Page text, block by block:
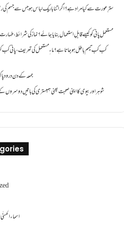
سترِ عورت سے کیا مراد ہے؟اگر اتنا باریک لباس ہو جس سے جسم کی
مستعمل پانی کو کیسے قابلِ استعمال بنایا جائے؟ نماز کی شرائط
کب کب تیمم باطل ہو جاتا ہے؟ ماءِ مستعمل کی تعریف ،پانی کب
جمعہ کے دن درود
شوہر اور بیوی کا اپنی صحبت یعنی ہمبستری کی باتیں دوسروں